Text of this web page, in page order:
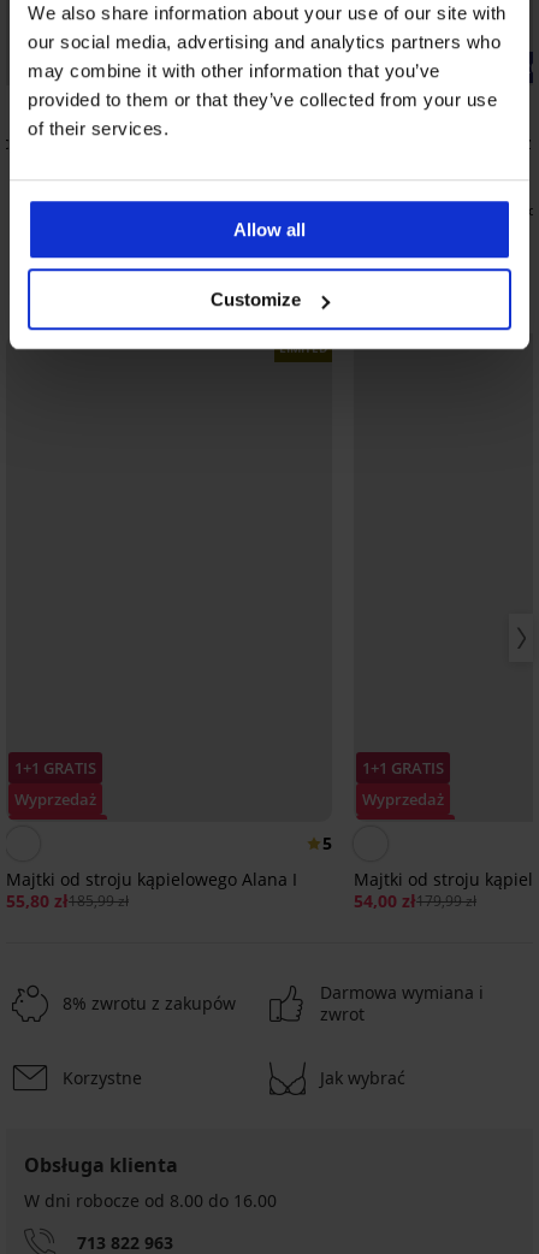
We also share information about your use of our site with
our social media, advertising and analytics partners who
may combine it with other information that you’ve
provided to them or that they’ve collected from your use
of their services.
Allow all
Customize
4,9
-20% BRA20
4,9
Biustonosz Spacer Flexicup Dotted
185,99 zł
148,79 zł
-20% BRA20
163,99 zł
131,19 zł
Odkryj podobne produkty
1+1 GRATIS
Wyprzedaż
LIMITED
5
Majtki od stroju kąpielowego Alana I
55,80 zł185,99 zł
1+1 GRATIS
Wyprzedaż
Majtki od stroju
54,00 zł179,99 zł
8% zwrotu z zakupów
Darmowa wymiana i
zwrot
Korzystne Jak wybrać
Obsługa klienta
W dni robocze od 8.00 do 16.00
713 822 963